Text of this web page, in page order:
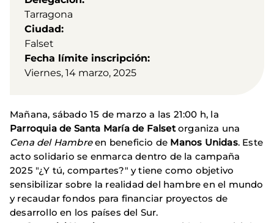
Tarragona
Ciudad
Falset
Fecha límite inscripción
Viernes, 14 marzo, 2025
Mañana, sábado 15 de marzo a las 21:00 h, la
Parroquia de Santa María de Falsetorganiza una
Cena del Hambreen beneficio de Manos Unidas. Este
acto solidario se enmarca dentro de la campaña
2025 "¿Y tú, compartes?" y tiene como objetivo
sensibilizar sobre la realidad del hambre en el mundo
y recaudar fondos para financiar proyectos de
desarrollo en los países del Sur.